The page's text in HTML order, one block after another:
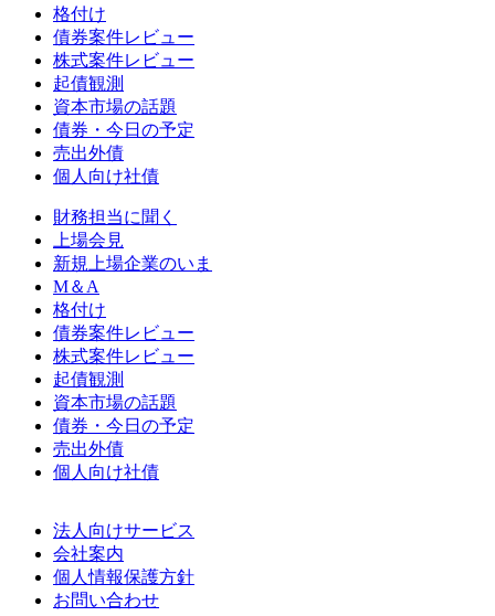
格付け
債券案件レビュー
株式案件レビュー
起債観測
資本市場の話題
債券・今日の予定
売出外債
個人向け社債
財務担当に聞く
上場会見
新規上場企業のいま
M＆A
格付け
債券案件レビュー
株式案件レビュー
起債観測
資本市場の話題
債券・今日の予定
売出外債
個人向け社債
法人向けサービス
会社案内
個人情報保護方針
お問い合わせ